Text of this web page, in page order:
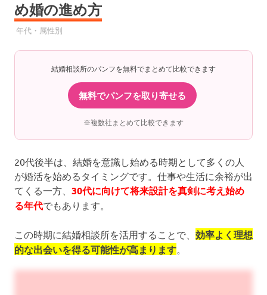
め婚の進め方
2025年7月11日
YYYPRO
年代・属性別
結婚相談所のパンフを無料でまとめて比較できます
無料でパンフを取り寄せる
※複数社まとめて比較できます
20代後半は、結婚を意識し始める時期として多くの人
が婚活を始めるタイミングです。仕事や生活に余裕が出
てくる一方、 30代に向けて将来設計を真剣に考え始め
る年代でもあります。
この時期に結婚相談所を活用することで、 効率よく理想
的な出会いを得る可能性が高まります。